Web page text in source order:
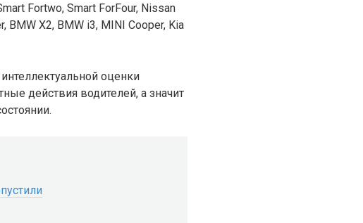
Fortwo, Smart ForFour, Nissan
BMW X2, BMW i3, MINI Cooper, Kia
оценки
действия водителей, а значит